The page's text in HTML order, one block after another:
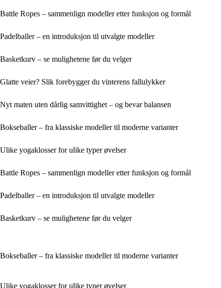
Battle Ropes – sammenlign modeller etter funksjon og formål
Padelballer – en introduksjon til utvalgte modeller
Basketkurv – se mulighetene før du velger
Glatte veier? Slik forebygger du vinterens fallulykker
Nyt maten uten dårlig samvittighet – og bevar balansen
Bokseballer – fra klassiske modeller til moderne varianter
Ulike yogaklosser for ulike typer øvelser
Battle Ropes – sammenlign modeller etter funksjon og formål
Padelballer – en introduksjon til utvalgte modeller
Basketkurv – se mulighetene før du velger
Bokseballer – fra klassiske modeller til moderne varianter
Ulike yogaklosser for ulike typer øvelser